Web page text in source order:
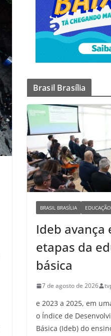
Brasil Brasília
BRASIL BRASÍLIA EDUCAÇÃO
Ideb avança
etapas da
básica
7 de agosto de 2026
e 2023 a 2025, em
o Índice de
Básica (Ideb) do